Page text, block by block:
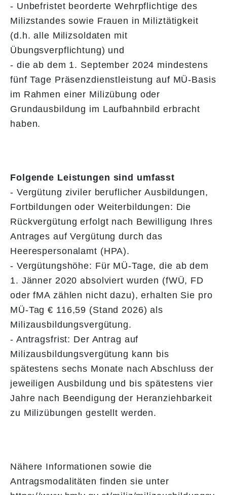
- Unbefristet beorderte Wehrpflichtige des
Milizstandes sowie Frauen in Miliztätigkeit
(d.h. alle Milizsoldaten mit
Übungsverpflichtung) und
- die ab dem 1. September 2024 mindestens
fünf Tage Präsenzdienstleistung auf MÜ-Basis
im Rahmen einer Milizübung oder
Grundausbildung im Laufbahnbild erbracht
haben.
Folgende Leistungen sind umfasst
- Vergütung ziviler beruflicher Ausbildungen,
Fortbildungen oder Weiterbildungen: Die
Rückvergütung erfolgt nach Bewilligung Ihres
Antrages auf Vergütung durch das
Heerespersonalamt (HPA).
- Vergütungshöhe: Für MÜ-Tage, die ab dem
1. Jänner 2020 absolviert wurden (fWÜ, FD
oder fMA zählen nicht dazu), erhalten Sie pro
MÜ-Tag € 116,59 (Stand 2026) als
Milizausbildungsvergütung.
- Antragsfrist: Der Antrag auf
Milizausbildungsvergütung kann bis
spätestens sechs Monate nach Abschluss der
jeweiligen Ausbildung und bis spätestens vier
Jahre nach Beendigung der Heranziehbarkeit
zu Milizübungen gestellt werden.
Nähere Informationen sowie die
Antragsmodalitäten finden sie unter